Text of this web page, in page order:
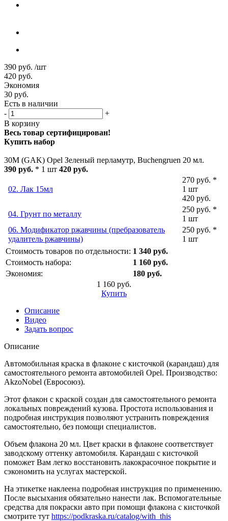
390 руб. /шт
420 руб.
Экономия
30 руб.
Есть в наличии
-
+
В корзину
Весь товар сертифицирован!
Купить набор
30M (GAK) Opel Зеленый перламутр, Buchengruen 20 мл.
390 руб. * 1 шт 420 руб.
02. Лак 15мл
270 руб. *
1 шт
420 руб.
04. Грунт по металлу
250 руб. *
1 шт
06. Модификатор ржавчины (пребразователь
удалитель ржавчины)
250 руб. *
1 шт
Стоимость товаров по отдельности: 1 340 руб.
Стоимость набора:
1 160 руб.
Экономия:
180 руб.
1 160 руб.
Купить
Описание
Видео
Задать вопрос
Описание
Автомобильная краска в флаконе с кисточкой (карандаш) для
самостоятельного ремонта автомобилей Opel. Производство:
AkzoNobel (Евросоюз).
Этот флакон с краской создан для самостоятельного ремонта
локальных повреждений кузова. Простота использования и
подробная инструкция позволяют устранить повреждения
самостоятельно, без помощи специалистов.
Объем флакона 20 мл. Цвет краски в флаконе соответствует
заводскому оттенку автомобиля. Карандаш с кисточкой
поможет Вам легко восстановить лакокрасочное покрытие и
сэкономить на услугах мастерской.
На этикетке наклеена подробная инструкция по применению.
После высыхания обязательно нанести лак. Вспомогательные
средства для покраски авто при помощи флакона с кисточкой
смотрите тут https://podkraska.ru/catalog/with_this